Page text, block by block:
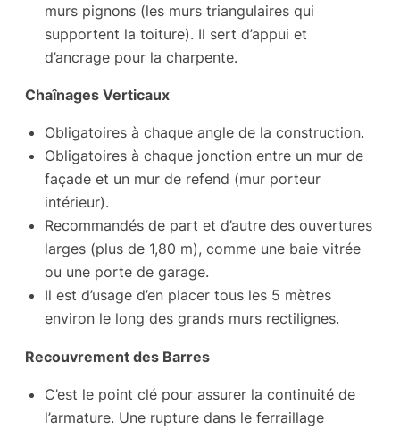
murs pignons (les murs triangulaires qui
supportent la toiture). Il sert d’appui et
d’ancrage pour la charpente.
Chaînages Verticaux
Obligatoires à chaque angle de la construction.
Obligatoires à chaque jonction entre un mur de
façade et un mur de refend (mur porteur
intérieur).
Recommandés de part et d’autre des ouvertures
larges (plus de 1,80 m), comme une baie vitrée
ou une porte de garage.
Il est d’usage d’en placer tous les 5 mètres
environ le long des grands murs rectilignes.
Recouvrement des Barres
C’est le point clé pour assurer la continuité de
l’armature. Une rupture dans le ferraillage